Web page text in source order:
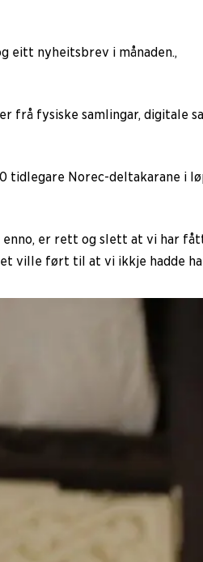
eitt nyheitsbrev i månaden.,
frå fysiske samlingar, digitale
tidlegare Norec-deltakarane i
er rett og slett at vi har
ville ført til at vi ikkje hadde